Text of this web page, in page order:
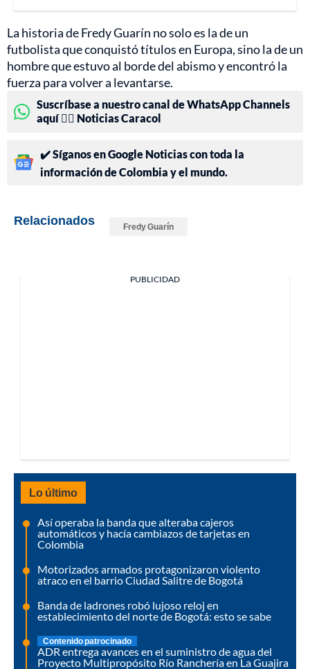
La historia de Fredy Guarín no solo es la de un
futbolista que conquistó títulos en Europa, sino la de un
hombre que estuvo al borde del abismo y encontró la
fuerza para volver a levantarse.
Suscríbase a nuestro canal de WhatsApp Channels
aquí 👉🏻 Noticias Caracol
✔️ Síganos en Google Noticias con toda la
información de Colombia y el mundo.
Relacionados Fredy Guarín
PUBLICIDAD
Lo último
Así operaba la banda que alteraba cajeros
automáticos y hacía cambiazos de tarjetas en
Colombia
Motorizados armados protagonizaron violento
atraco en el barrio Ciudad Salitre de Bogotá
Banda de ladrones robó lujoso reloj en
establecimiento del norte de Bogotá: esto se sabe
Contenido patrocinado
ADR entrega avances en el suministro de agua del
Proyecto Multipropósito Río Ranchería en La Guajira